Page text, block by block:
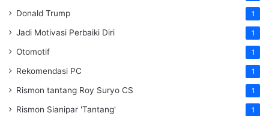
Donald Trump 1
Jadi Motivasi Perbaiki Diri 1
Otomotif 1
Rekomendasi PC 1
Rismon tantang Roy Suryo CS 1
Rismon Sianipar 'Tantang' 1